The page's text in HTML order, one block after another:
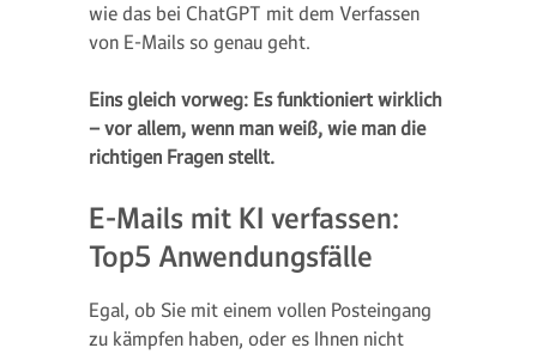
wie das bei ChatGPT mit dem Verfassen
von E-Mails so genau geht.
Eins gleich vorweg: Es funktioniert wirklich
– vor allem, wenn man weiß, wie man die
richtigen Fragen stellt.
E-Mails mit KI verfassen:
Top5 Anwendungsfälle
Egal, ob Sie mit einem vollen Posteingang
zu kämpfen haben, oder es Ihnen nicht